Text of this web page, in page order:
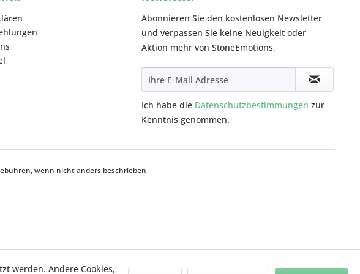
Abonnieren Sie den kostenlosen Newsletter
und verpassen Sie keine Neuigkeit oder
Aktion mehr von StoneEmotions.
Ich habe die Datenschutzbestimmungen zur
Kenntnis genommen.
wenn nicht anders beschrieben
werden. Andere Cookies,